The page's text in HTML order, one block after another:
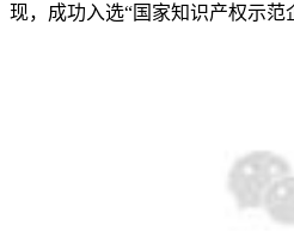
现，成功入选“国家知识产权示范